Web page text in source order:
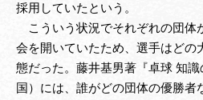
採用していたという。
こういう状況でそれぞれの団体
会を開いていたため、選手はどの
態だった。藤井基男著『卓球 知
国）には、誰がどの団体の優勝者